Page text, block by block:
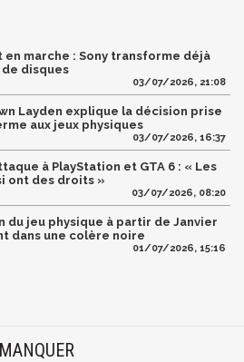
en marche : Sony transforme déjà
disques
03/07/2026, 21:08
Layden explique la décision prise
aux jeux physiques
03/07/2026, 16:37
à PlayStation et GTA 6 : « Les
ont des droits »
03/07/2026, 08:20
du jeu physique à partir de Janvier
dans une colère noire
01/07/2026, 15:16